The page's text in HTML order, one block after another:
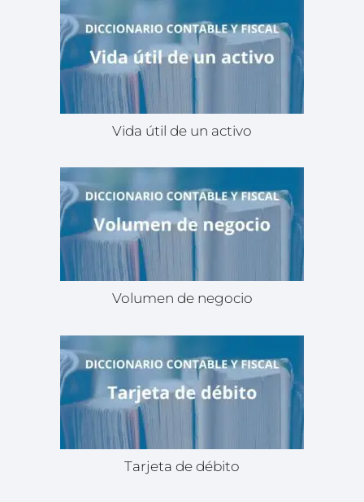
Vida útil de un activo
Volumen de negocio
Tarjeta de débito